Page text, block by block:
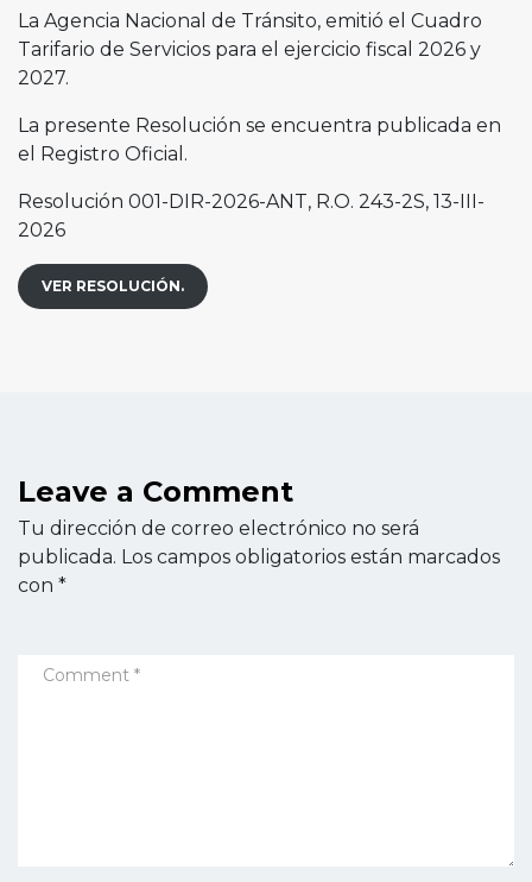
La Agencia Nacional de Tránsito, emitió el Cuadro
Tarifario de Servicios para el ejercicio fiscal 2026 y
2027.
La presente Resolución se encuentra publicada en
el Registro Oficial.
Resolución 001-DIR-2026-ANT, R.O. 243-2S, 13-III-
2026
VER RESOLUCIÓN.
Leave a Comment
Tu dirección de correo electrónico no será
publicada. Los campos obligatorios están marcados
con *